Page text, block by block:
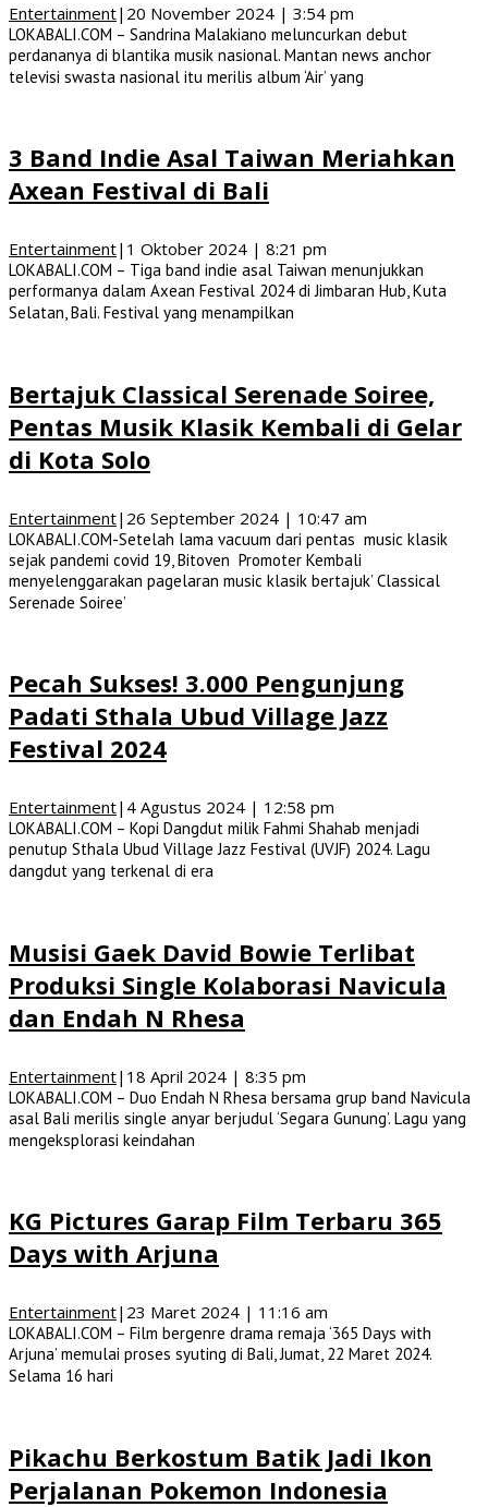
Entertainment| 20 November 2024 | 3:54 pm
LOKABALI.COM – Sandrina Malakiano meluncurkan debut
perdananya di blantika musik nasional. Mantan news anchor
televisi swasta nasional itu merilis album ‘Air’ yang
3 Band Indie Asal Taiwan Meriahkan
Axean Festival di Bali
Entertainment| 1 Oktober 2024 | 8:21 pm
LOKABALI.COM – Tiga band indie asal Taiwan menunjukkan
performanya dalam Axean Festival 2024 di Jimbaran Hub, Kuta
Selatan, Bali. Festival yang menampilkan
Bertajuk Classical Serenade Soiree,
Pentas Musik Klasik Kembali di Gelar
di Kota Solo
Entertainment| 26 September 2024 | 10:47 am
LOKABALI.COM-Setelah lama vacuum dari pentas music klasik
sejak pandemi covid 19, Bitoven Promoter Kembali
menyelenggarakan pagelaran music klasik bertajuk’ Classical
Serenade Soiree’
Pecah Sukses! 3.000 Pengunjung
Padati Sthala Ubud Village Jazz
Festival 2024
Entertainment| 4 Agustus 2024 | 12:58 pm
LOKABALI.COM – Kopi Dangdut milik Fahmi Shahab menjadi
penutup Sthala Ubud Village Jazz Festival (UVJF) 2024. Lagu
dangdut yang terkenal di era
Musisi Gaek David Bowie Terlibat
Produksi Single Kolaborasi Navicula
dan Endah N Rhesa
Entertainment| 18 April 2024 | 8:35 pm
LOKABALI.COM – Duo Endah N Rhesa bersama grup band Navicula
asal Bali merilis single anyar berjudul ‘Segara Gunung’. Lagu yang
mengeksplorasi keindahan
KG Pictures Garap Film Terbaru 365
Days with Arjuna
Entertainment| 23 Maret 2024 | 11:16 am
LOKABALI.COM – Film bergenre drama remaja ‘365 Days with
Arjuna’ memulai proses syuting di Bali, Jumat, 22 Maret 2024.
Selama 16 hari
Pikachu Berkostum Batik Jadi Ikon
Perjalanan Pokemon Indonesia